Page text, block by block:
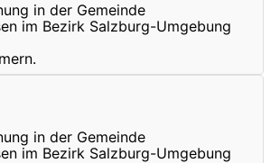
in der Gemeinde
im Bezirk Salzburg-Umgebung
in der Gemeinde
im Bezirk Salzburg-Umgebung